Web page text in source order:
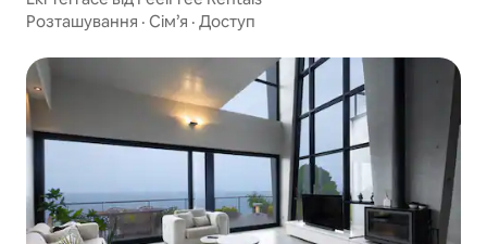
Розташування · Сім’я · Доступ